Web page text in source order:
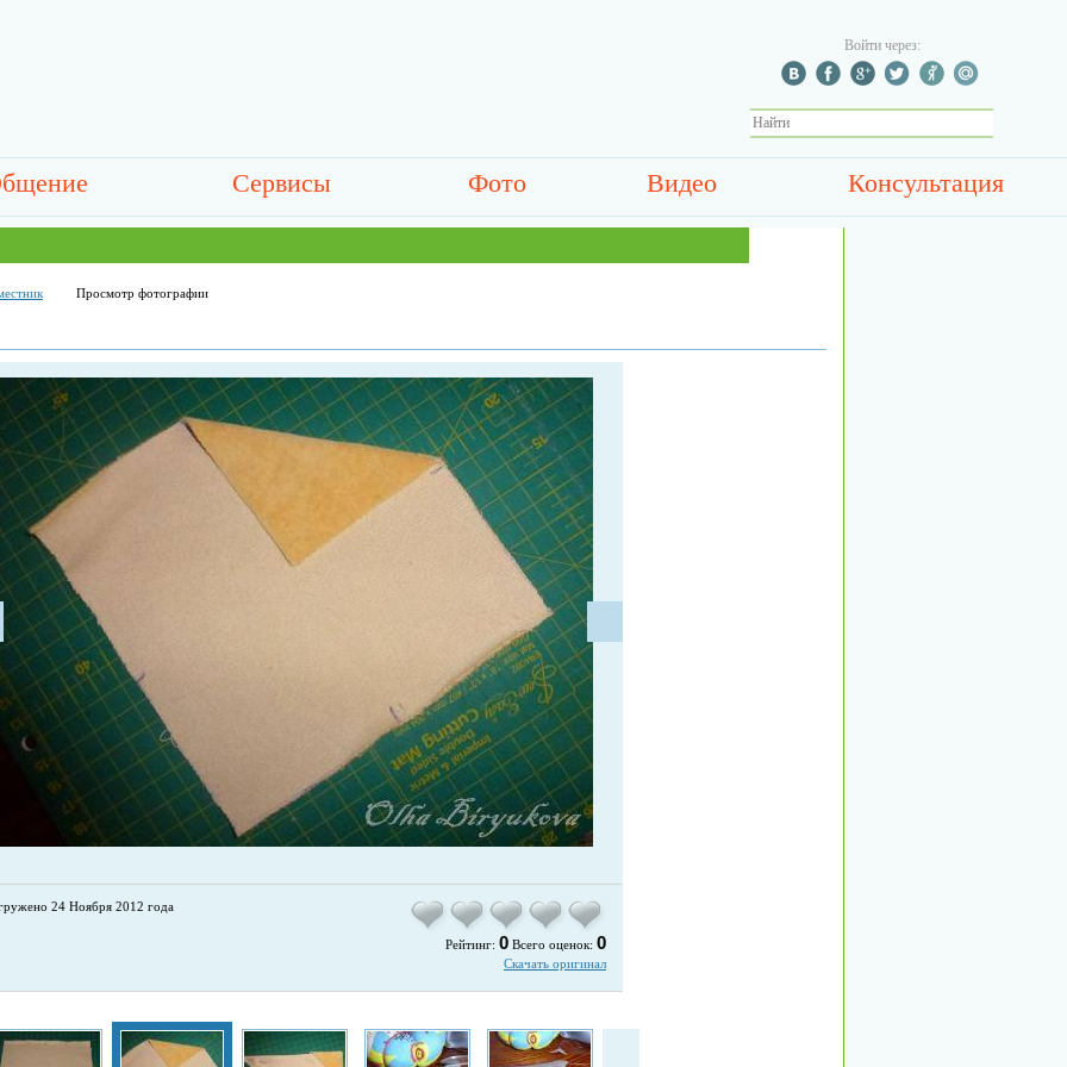
Войти через:
Сервисы Фото Видео Консультация
Просмотр фотографии
24 Ноября 2012 года
Рейтинг: 0 Всего оценок: 0
Скачать оригинал